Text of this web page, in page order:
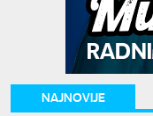
NAJNOVIJE